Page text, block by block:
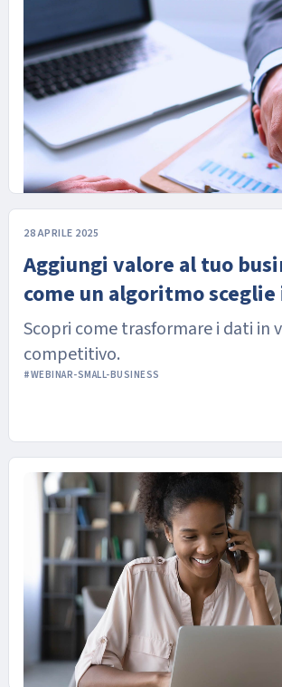
Come ti vedono le banche?
quanto sei finanziabile e
accedere a nuove
Scopri come ti valutano banche e
#WEBINAR-SMALL-BUSINESS
28 APRILE 2025
Aggiungi valore al tuo
come un algoritmo
ideali per te
Scopri come trasformare i dati in
competitivo.
#WEBINAR-SMALL-BUSINESS